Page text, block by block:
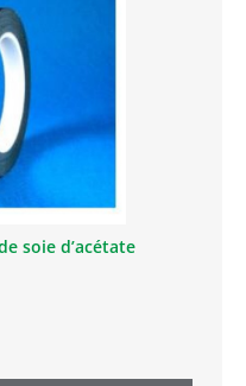
soie d’acétate